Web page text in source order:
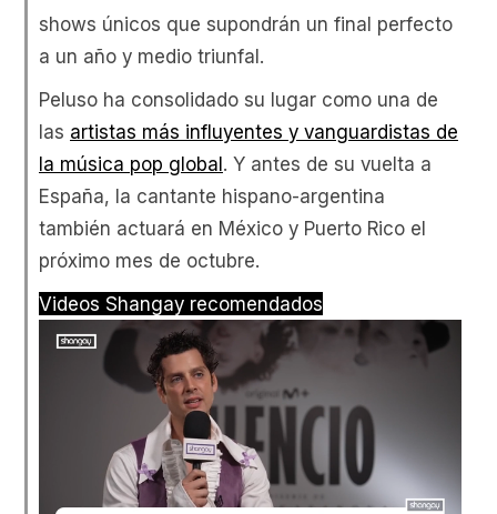
shows únicos que supondrán un final perfecto
a un año y medio triunfal.
Peluso ha consolidado su lugar como una de
las artistas más influyentes y vanguardistas de
la música pop global. Y antes de su vuelta a
España, la cantante hispano-argentina
también actuará en México y Puerto Rico el
próximo mes de octubre.
Videos Shangay recomendados